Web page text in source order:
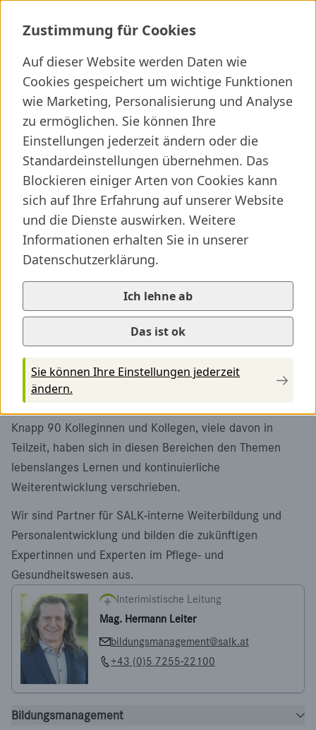
Zustimmung für Cookies
Auf dieser Website werden Daten wie
Cookies gespeichert um wichtige Funktionen
wie Marketing, Personalisierung und Analyse
zu ermöglichen. Sie können Ihre
Einstellungen jederzeit ändern oder die
Standardeinstellungen übernehmen. Das
Blockieren einiger Arten von Cookies kann
sich auf Ihre Erfahrung auf unserer Website
und die Dienste auswirken. Weitere
Informationen erhalten Sie in unserer
Datenschutzerklärung.
Sie können Ihre Einstellungen jederzeit
ändern.
Ich lehne ab
Das ist ok
Ich suche ...
Wichtige Links
Kliniken finden Presseartikel Jobs
SALK-Startseite / ...Elternseite besuchen
/ Bildungszentrum
Vorlesen
Bildungszentrum (BIZ) - Bildung ist Zukunft!
Es sind das Fachwissen und die persönlichen Stärken
und Kompetenzen unserer Mitarbeitenden, die unser
Unternehmen auszeichnen und eine exzellente
medizinische Versorgung unserer rund 650.000
Das Bildungszentrum (BIZ) der SALK umfasst:
das Bildungsmanagement in den SALK
die Schule für Gesundheits- und Krankenpflege
Bildungs- und Studienkooperationen
Knapp 90 Kolleginnen und Kollegen, viele davon in
Teilzeit, haben sich in diesen Bereichen den Themen
lebenslanges Lernen und kontinuierliche
Weiterentwicklung verschrieben.
Wir sind Partner für SALK-interne Weiterbildung und
Personalentwicklung und bilden die zukünftigen
Expertinnen und Experten im Pflege- und
Gesundheitswesen aus.
Interimistische Leitung
Mag. Hermann Leiter
bildungsmanagement@salk.at
+43 (0)5 7255-22100
Bildungsmanagement